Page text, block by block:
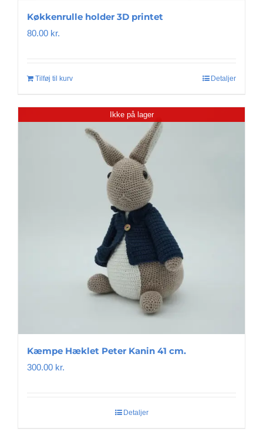
Køkkenrulle holder 3D printet
80.00 kr.
Tilføj til kurv Detaljer
Ikke på lager
Kæmpe Hæklet Peter Kanin 41 cm.
300.00 kr.
Detaljer